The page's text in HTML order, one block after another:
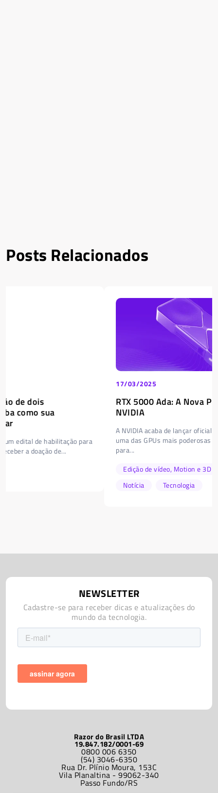
Posts Relacionados
RTX 5000 Ada: A Nova Placa de Vídeo da
NVIDIA
A NVIDIA acaba de lançar oficialmente a RTX 5000 Ada,
uma das GPUs mais poderosas da nova geração. Projetada
para...
Hardware
Razor do Brasil LTDA
19.847.182/0001-69
0800 006 6350
(54) 3046-6350
Rua Dr. Plínio Moura, 153C
Vila Planaltina - 99062-340
Passo Fundo/RS
NEWSLETTER
Cadastre-se para receber dicas e atualizações do
mundo da tecnologia.